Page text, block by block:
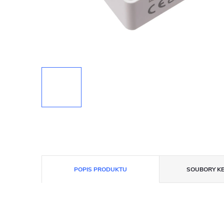
POPIS PRODUKTU SOUBORY